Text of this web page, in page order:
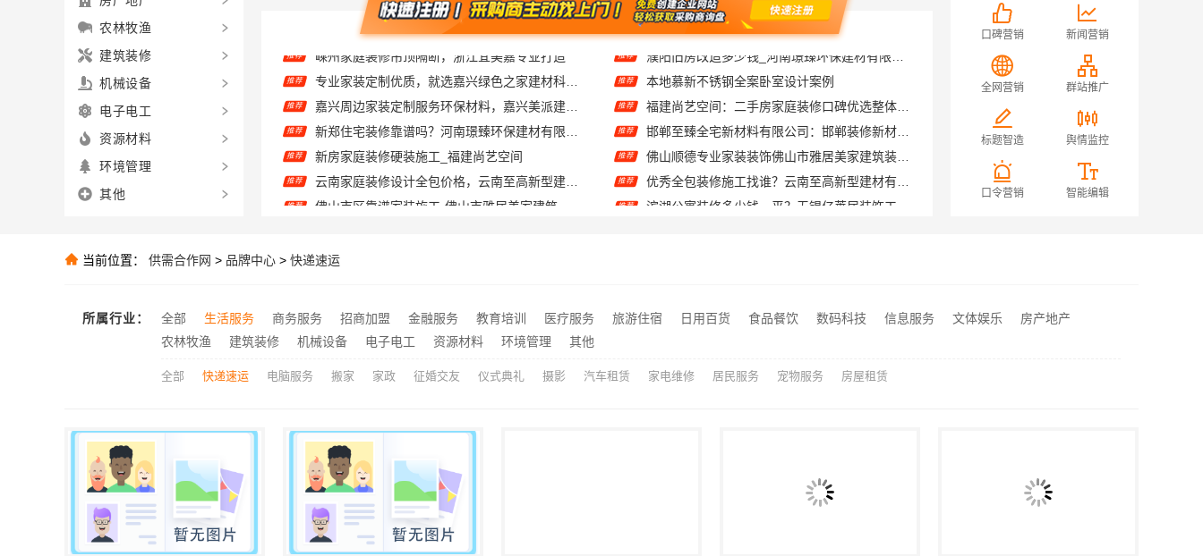
推荐
推荐 嘉兴周边家装定制服务环保材料，嘉兴美派建材科技有限公司
推荐 新郑住宅装修靠谱吗？河南璟臻环保建材有限公司
推荐 新房家庭装修硬装施工_福建尚艺空间
推荐
推荐 佛山市区靠谱家装施工-佛山市雅居美家建筑装饰工程有限公司
推荐
推荐 江苏东钢不锈钢衣柜定制江浙沪电话
推荐 嵊州家庭装修吊顶隔断，浙江宜美嘉专业打造
推荐 本地慕新不锈钢全案卧室设计案例
推荐
推荐 邯郸至臻全宅新材料有限公司：邯郸装修新材料革新者
推荐 佛山顺德专业家装装饰佛山市雅居美家建筑装饰工程有限公司
推荐 优秀全包装修施工找谁？云南至高新型建材有限公司工艺标准
推荐 滨湖公寓装修多少钱一平？无锡亿莱居装饰工程材料有限公司给您透明报价
推荐 嘉兴美居乐旧房改造靠谱选择
口碑营销 新闻营销
全网营销 群站推广
标题智造 舆情监控
口令营销 智能编辑
农林牧渔
建筑装修
机械设备
电子电工
资源材料
环境管理
其他
当前位置： 供需合作网 > 品牌中心 > 快递速运
所属行业： 全部 生活服务 商务服务 招商加盟 金融服务 教育培训 医疗服务 旅游住宿 日用百货 食品餐饮 数码科技 信息服务 文体娱乐
房产地产
农林牧渔
建筑装修 机械设备 电子电工 资源材料 环境管理 其他
全部 快递速运 电脑服务 搬家 家政 征婚交友 仪式典礼 摄影 汽车租赁 家电维修 居民服务 宠物服务 房屋租赁